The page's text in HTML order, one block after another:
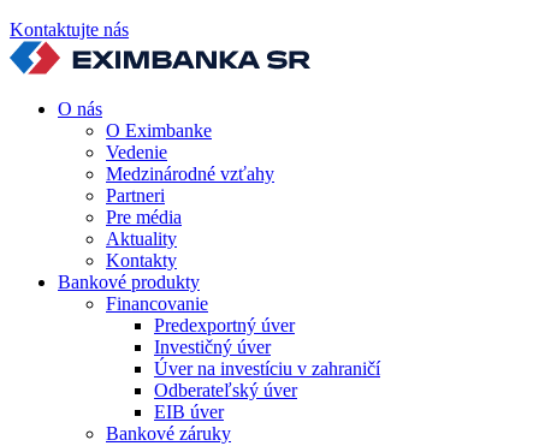
Kontaktujte nás
O nás
O Eximbanke
Vedenie
Medzinárodné vzťahy
Partneri
Pre média
Aktuality
Kontakty
Bankové produkty
Financovanie
Predexportný úver
Investičný úver
Úver na investíciu v zahraničí
Odberateľský úver
EIB úver
Bankové záruky